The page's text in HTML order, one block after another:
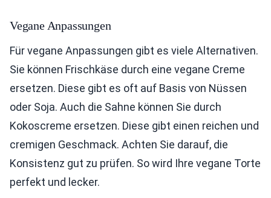
Vegane Anpassungen
Für vegane Anpassungen gibt es viele Alternativen.
Sie können Frischkäse durch eine vegane Creme
ersetzen. Diese gibt es oft auf Basis von Nüssen
oder Soja. Auch die Sahne können Sie durch
Kokoscreme ersetzen. Diese gibt einen reichen und
cremigen Geschmack. Achten Sie darauf, die
Konsistenz gut zu prüfen. So wird Ihre vegane Torte
perfekt und lecker.